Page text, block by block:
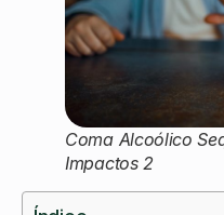
Coma Alcoólico
Impactos 2